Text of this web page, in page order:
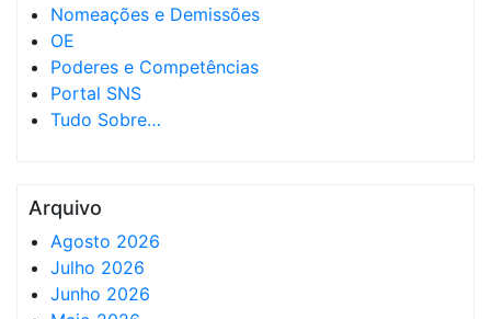
Nomeações e Demissões
OE
Poderes e Competências
Portal SNS
Tudo Sobre…
Arquivo
Agosto 2026
Julho 2026
Junho 2026